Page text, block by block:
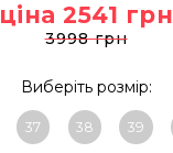
ціна 2541 грн
3998 грн
Виберіть розмір:
37 38 39